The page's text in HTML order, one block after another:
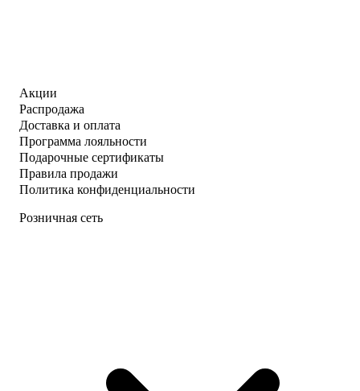
Акции
Распродажа
Доставка и оплата
Программа лояльности
Подарочные сертификаты
Правила продажи
Политика конфиденциальности
Розничная сеть